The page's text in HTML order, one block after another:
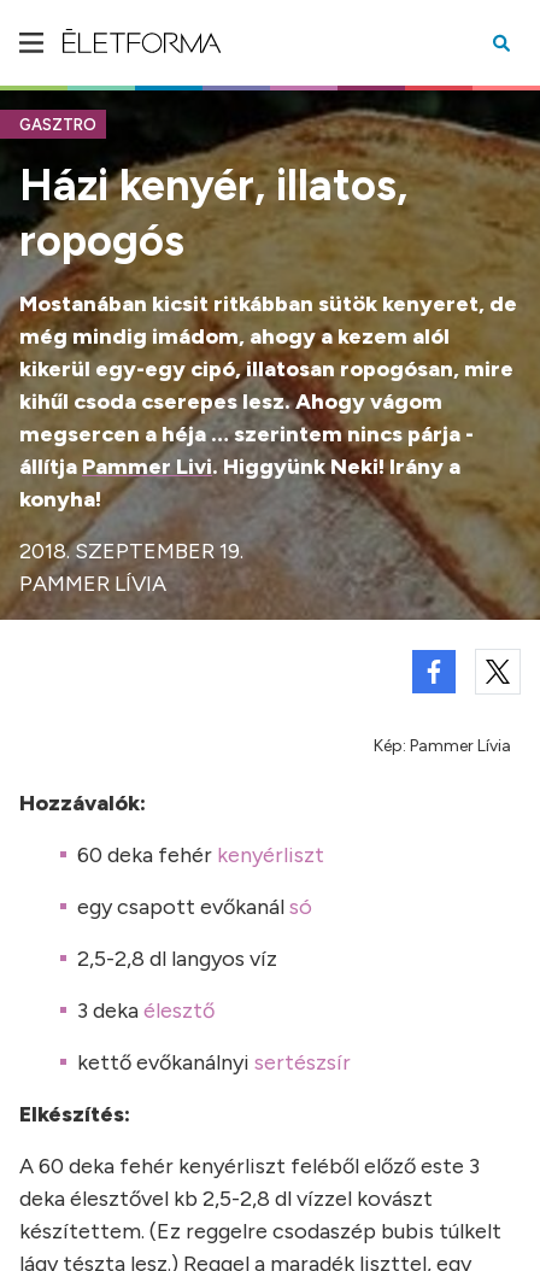
GASZTRO
Házi kenyér, illatos,
ropogós
Mostanában kicsit ritkábban sütök kenyeret, de
még mindig imádom, ahogy a kezem alól
kikerül egy-egy cipó, illatosan ropogósan, mire
kihűl csoda cserepes lesz. Ahogy vágom
megsercen a héja … szerintem nincs párja -
állítja Pammer Livi. Higgyünk Neki! Irány a
konyha!
2018. SZEPTEMBER 19.
PAMMER LÍVIA
Kép: Pammer Lívia
Hozzávalók:
60 deka fehér kenyérliszt
egy csapott evőkanálsó
2,5-2,8 dl langyos víz
3 dekaélesztő
kettő evőkanálnyi sertészsír
Elkészítés:
A 60 deka fehér kenyérliszt feléből előző este 3
deka élesztővel kb 2,5-2,8 dl vízzel kovászt
készítettem. (Ez reggelre csodaszép bubis túlkelt
lágy tészta lesz.) Reggel a maradék liszttel, egy